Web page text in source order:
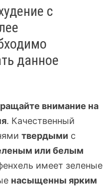
с
данное
внимание на
. Качественный
твердыми с
или белым
имеет зеленые
насыщенны ярким